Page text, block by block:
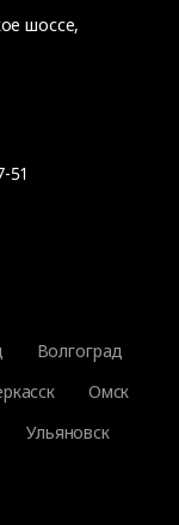
шоссе,
51
Волгоград
Омск
Ульяновск